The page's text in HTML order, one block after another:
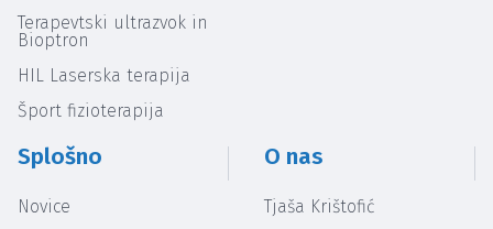
Terapevtski ultrazvok in
Bioptron
HIL Laserska terapija
Šport fizioterapija
Splošno
Novice
O nas
Tjaša Krištofić